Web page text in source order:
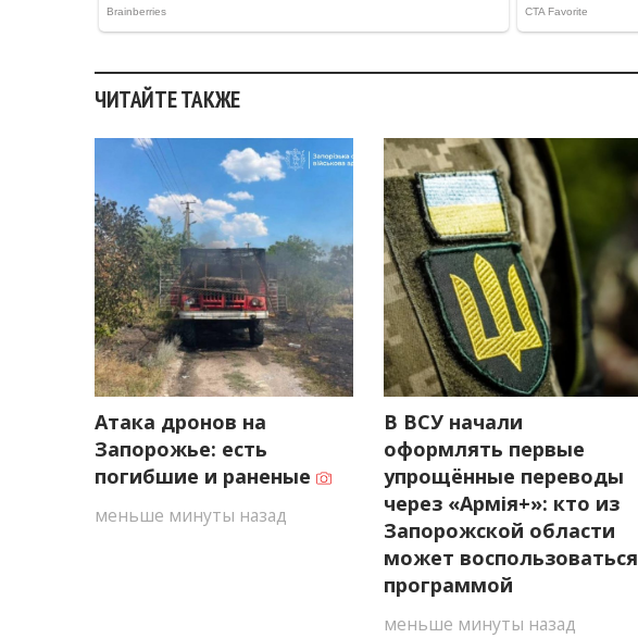
ЧИТАЙТЕ ТАКЖЕ
Атака дронов на
Запорожье: есть
погибшие и раненые
меньше минуты назад
В ВСУ начали
оформлять первые
упрощённые переводы
через «Армія+»: кто из
Запорожской области
может воспользоваться
программой
меньше минуты назад